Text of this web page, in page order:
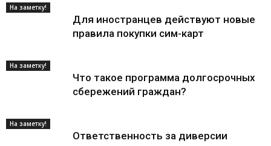
На заметку!
Для иностранцев действуют новые
правила покупки сим-карт
На заметку!
Что такое программа долгосрочных
сбережений граждан?
На заметку!
Ответственность за диверсии